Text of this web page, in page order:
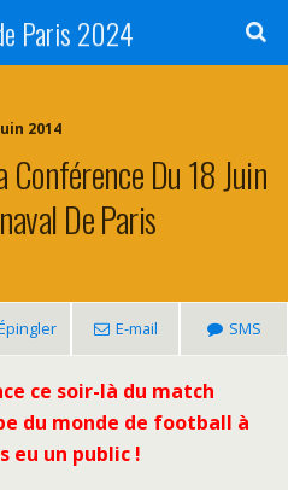
Paris 2024
2014
Conférence Du 18 Juin
De Paris
E-mail SMS
ce soir-là du match
du monde de football à
eu un public !